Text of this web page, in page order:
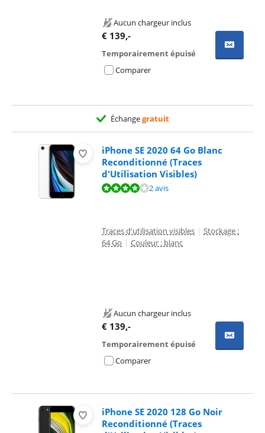
Aucun chargeur inclus
€ 139,-
Temporairement épuisé
Comparer
Échangegratuit
iPhone SE 2020 64 Go Blanc
Reconditionné (Traces
d'Utilisation Visibles)
La note est de 7,8 sur 10, basée sur 2 avis.2 avis
Traces d'utilisation visibles | Stockage :
64 Go | Couleur : blanc
Aucun chargeur inclus
€ 139,-
Temporairement épuisé
Comparer
iPhone SE 2020 128 Go Noir
Reconditionné (Traces